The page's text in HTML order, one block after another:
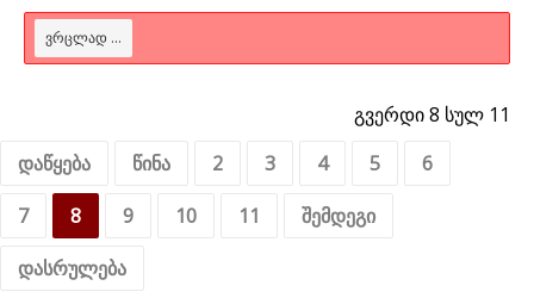
ᲕᲠᲪᲚᲐᲓ ...
გვერდი 8 სულ 11
დაწყება
წინა 2 3 4 5
6
7
8 9 10 11
შემდეგი
დასრულება